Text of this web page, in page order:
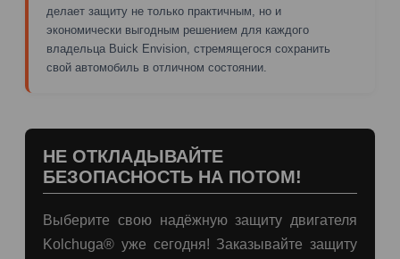
делает защиту не только практичным, но и
экономически выгодным решением для каждого
владельца Buick Envision, стремящегося сохранить
свой автомобиль в отличном состоянии.
НЕ ОТКЛАДЫВАЙТЕ
БЕЗОПАСНОСТЬ НА ПОТОМ!
Выберите свою надёжную защиту двигателя
Kolchuga® уже сегодня! Заказывайте защиту